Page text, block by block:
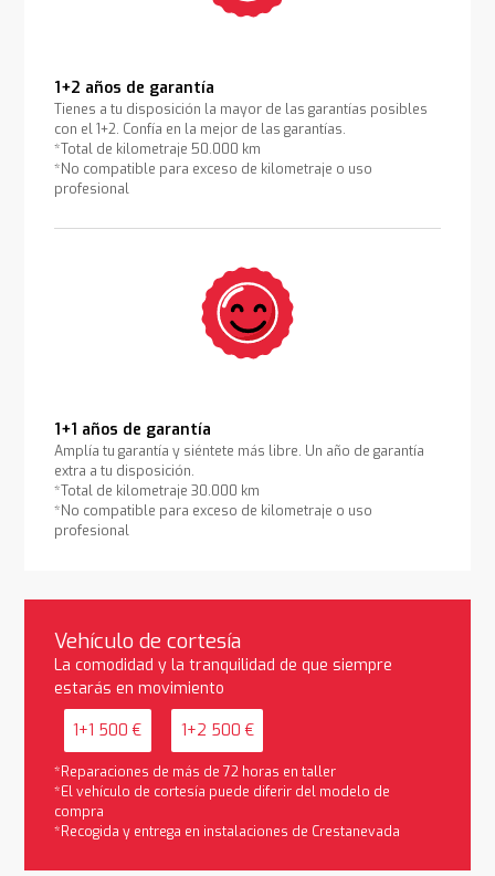
1+2 años de garantía
Tienes a tu disposición la mayor de las garantías posibles
con el 1+2. Confía en la mejor de las garantías.
*Total de kilometraje 50.000 km
*No compatible para exceso de kilometraje o uso
profesional
1+1 años de garantía
Amplía tu garantía y siéntete más libre. Un año de garantía
extra a tu disposición.
*Total de kilometraje 30.000 km
*No compatible para exceso de kilometraje o uso
profesional
Vehículo de cortesía
La comodidad y la tranquilidad de que siempre
estarás en movimiento
1+1 500 € 1+2 500 €
*Reparaciones de más de 72 horas en taller
*El vehículo de cortesía puede diferir del modelo de
compra
*Recogida y entrega en instalaciones de Crestanevada